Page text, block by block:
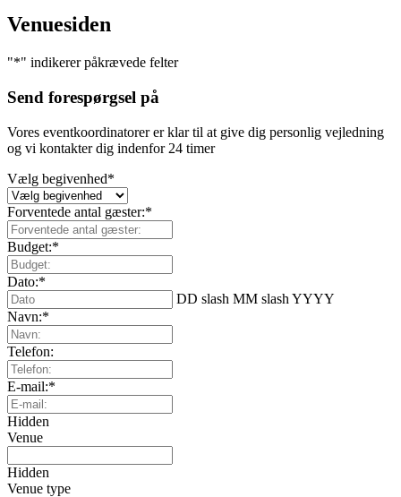
Venuesiden
"*" indikerer påkrævede felter
Send forespørgsel på
Vores eventkoordinatorer er klar til at give dig personlig vejledning
og vi kontakter dig indenfor 24 timer
Vælg begivenhed*
Forventede antal gæster:*
Budget:*
Dato:*
DD slash MM slash YYYY
Navn:*
Telefon:
E-mail:*
Hidden
Venue
Hidden
Venue type